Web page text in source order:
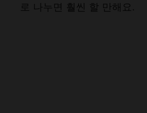
로 나누면 훨씬 할 만해요.